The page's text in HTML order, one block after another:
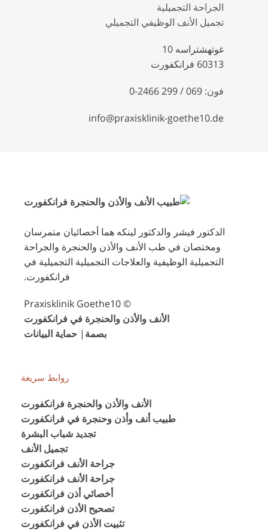
الجراحة التجميلية
تجميل الأنف الوظيفي التجميلي
غوتهشتراسه 10
60313 فرانكفورت
فون: 069 / 299 2466-0
info@praxisklinik-goethe10.de
الدكتور فيشر والدكتور لينكه هما أخصائيان متمرسان
ومختصان في طب الأنف والأذن والحنجرة والجراحة
التجميلية الوظيفية والعلاجات التجميلية التجميلية في
فرانكفورت.
© Praxisklinik Goethe10
الأنف والأذن والحنجرة في فرانكفورت
بصمة | حماية البيانات
روابط سريعة
الأنف والأذن والحنجرة فرانكفورت
طبيب أنف وأذن وحنجرة في فرانكفورت
تجديد شباب البشرة
تجميل الأنف
جراحة الأنف فرانكفورت
جراحة الأنف فرانكفورت
أخصائي أذن فرانكفورت
تصحيح الأذن فرانكفورت
تثبيت الأذن في فرانكفورت